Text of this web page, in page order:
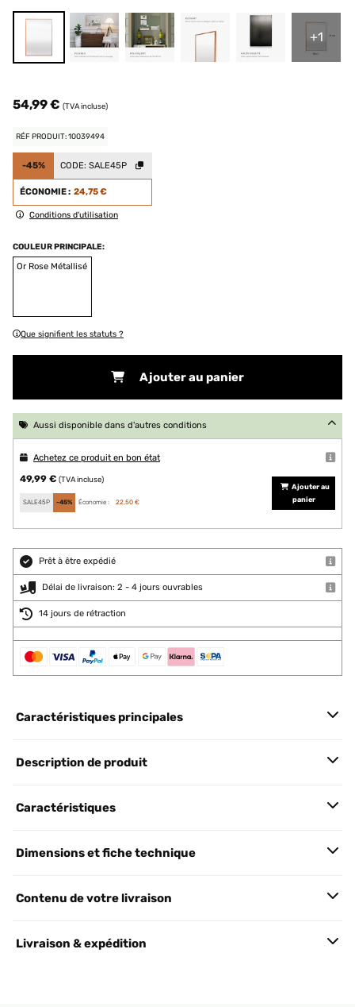
+1
54,99 € (TVA incluse)
RÉF PRODUIT: 10039494
-45% CODE: SALE45P
ÉCONOMIE : 24,75 €
Conditions d'utilisation
COULEUR PRINCIPALE:
Or Rose Métallisé
Que signifient les statuts ?
Ajouter au panier
Aussi disponible dans d'autres conditions
Achetez ce produit en bon état
49,99 € (TVA incluse)
SALE45P -45% Économie : 22,50 €
Ajouter au
panier
Prêt à être expédié
Délai de livraison: 2 - 4 jours ouvrables
14 jours de rétraction
Caractéristiques principales
Description de produit
Caractéristiques
Dimensions et fiche technique
Contenu de votre livraison
Livraison & expédition